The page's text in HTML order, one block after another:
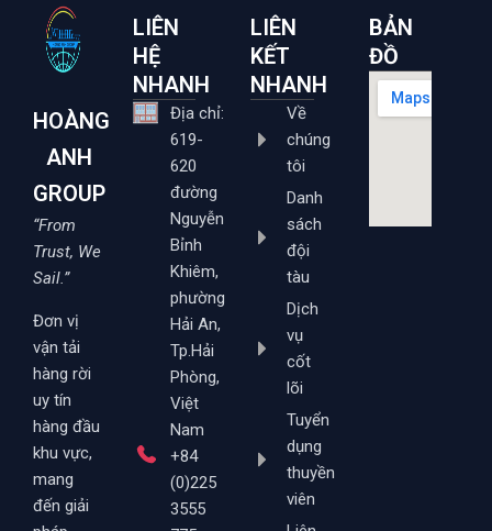
HOÀNG
ANH
GROUP
“From
Trust, We
Sail.”
Đơn vị
vận tải
hàng rời
uy tín
hàng đầu
khu vực,
mang
đến giải
LIÊN
HỆ
NHANH
Địa chỉ:
619-
620
đường
Nguyễn
Bỉnh
Khiêm,
phường
Hải An,
Tp.Hải
Phòng,
Việt
Nam
+84
(0)225
3555
LIÊN
KẾT
NHANH
Về
chúng
tôi
Danh
sách
đội
tàu
Dịch
vụ
cốt
lõi
Tuyển
dụng
thuyền
viên
BẢN
ĐỒ